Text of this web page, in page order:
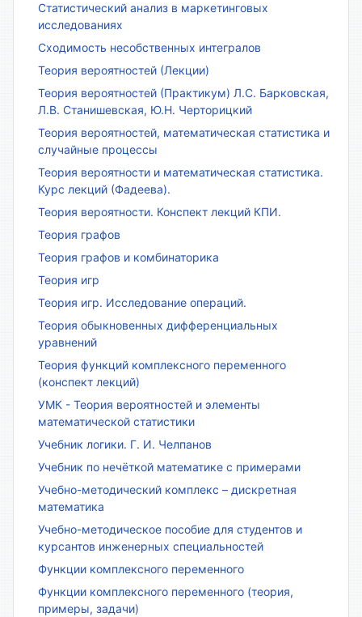
Статистический анализ в маркетинговых
исследованиях
Сходимость несобственных интегралов
Теория вероятностей (Лекции)
Теория вероятностей (Практикум) Л.С. Барковская,
Л.В. Станишевская, Ю.Н. Черторицкий
Теория вероятностей, математическая статистика и
случайные процессы
Теория вероятности и математическая статистика.
Курс лекций (Фадеева).
Теория вероятности. Конспект лекций КПИ.
Теория графов
Теория графов и комбинаторика
Теория игр
Теория игр. Исследование операций.
Теория обыкновенных дифференциальных
уравнений
Теория функций комплексного переменного
(конспект лекций)
УМК - Теория вероятностей и элементы
математической статистики
Учебник логики. Г. И. Челпанов
Учебник по нечёткой математике с примерами
Учебно-методический комплекс – дискретная
математика
Учебно-методическое пособие для студентов и
курсантов инженерных специальностей
Функции комплексного переменного
Функции комплексного переменного (теория,
примеры, задачи)